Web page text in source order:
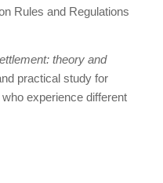
Rules and Regulations
theory and
practical study for
experience different